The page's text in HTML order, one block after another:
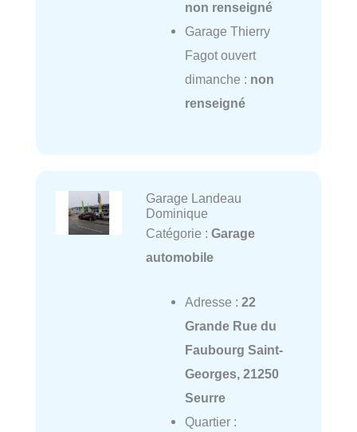
non renseigné
Garage Thierry
Fagot ouvert
dimanche : non
renseigné
Garage Landeau
Dominique
Catégorie : Garage
automobile
Adresse : 22
Grande Rue du
Faubourg Saint-
Georges, 21250
Seurre
Quartier :